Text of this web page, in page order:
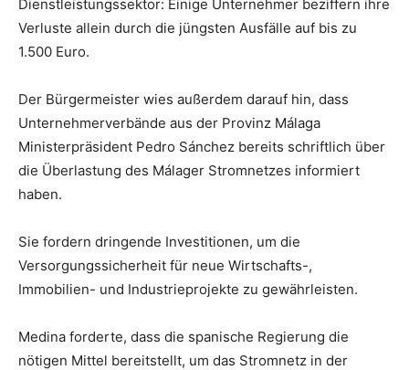
Dienstleistungssektor: Einige Unternehmer beziffern ihre
Verluste allein durch die jüngsten Ausfälle auf bis zu
1.500 Euro.
Der Bürgermeister wies außerdem darauf hin, dass
Unternehmerverbände aus der Provinz Málaga
Ministerpräsident Pedro Sánchez bereits schriftlich über
die Überlastung des Málager Stromnetzes informiert
haben.
Sie fordern dringende Investitionen, um die
Versorgungssicherheit für neue Wirtschafts-,
Immobilien- und Industrieprojekte zu gewährleisten.
Medina forderte, dass die spanische Regierung die
nötigen Mittel bereitstellt, um das Stromnetz in der